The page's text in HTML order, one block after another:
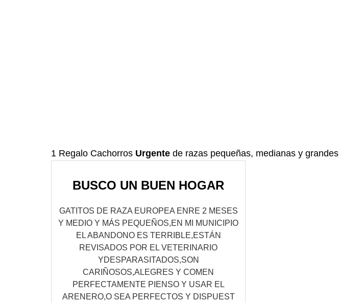
1 Regalo Cachorros Urgente de razas pequeñas, medianas y grandes
BUSCO UN BUEN HOGAR
GATITOS DE RAZA EUROPEA ENRE 2 MESES
Y MEDIO Y MÁS PEQUEÑOS,EN MI MUNICIPIO
EL ABANDONO ES TERRIBLE,ESTÁN
REVISADOS POR EL VETERINARIO
YDESPARASITADOS,SON
CARIÑOSOS,ALEGRES Y COMEN
PERFECTAMENTE PIENSO Y USAR EL
ARENERO,O SEA PERFECTOS Y DISPUEST